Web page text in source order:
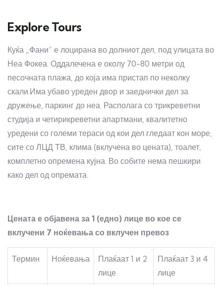
Explore Tours
Куќа „Фани“ е лоцирана во долниот дел, под улицата во
Неа Фокеа. Оддалечена е околу 70-80 метри од
песочната плажа, до која има пристап по неколку
скали.Има убаво уреден двор и заеднички дел за
дружење, паркинг до неа. Располага со трикреветни
студија и четирикреветни апартмани, квалитетно
уредени со големи тераси од кои дел гледаат кон море,
сите со ЛЦД ТВ, клима (вклучена во цената), тоалет,
комплетно опремена кујна. Во собите нема пешкири
како дел од опремата.
Цената е објавена за 1 (едно) лице во кое се
вклучени 7 ноќевања со вклучен превоз
Термин Ноќевања
Плаќаат 1 и 2
лице
Плаќаат 3 и 4
лице